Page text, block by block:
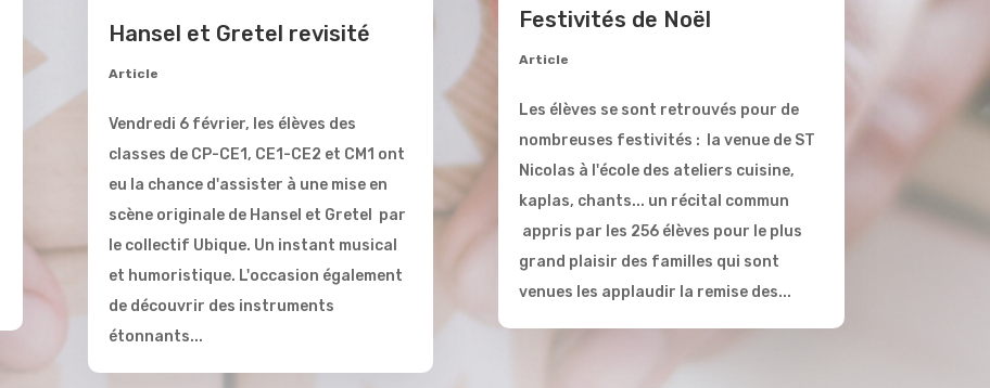
Hansel et Gretel revisité
Article
Vendredi 6 février, les élèves des
classes de CP-CE1, CE1-CE2 et CM1 ont
eu la chance d'assister à une mise en
scène originale de Hansel et Gretel par
le collectif Ubique. Un instant musical
et humoristique. L'occasion également
de découvrir des instruments
étonnants...
Festivités de Noël
Article
Les élèves se sont retrouvés pour de
nombreuses festivités : la venue de ST
Nicolas à l'école des ateliers cuisine,
kaplas, chants... un récital commun
appris par les 256 élèves pour le plus
grand plaisir des familles qui sont
venues les applaudir la remise des...